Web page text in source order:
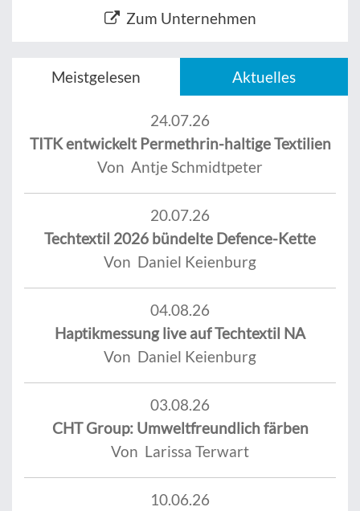
Zum Unternehmen
Meistgelesen Aktuelles
24.07.26
TITK entwickelt Permethrin-haltige Textilien
Von Antje Schmidtpeter
20.07.26
Techtextil 2026 bündelte Defence-Kette
Von Daniel Keienburg
04.08.26
Haptikmessung live auf Techtextil NA
Von Daniel Keienburg
03.08.26
CHT Group: Umweltfreundlich färben
Von Larissa Terwart
10.06.26